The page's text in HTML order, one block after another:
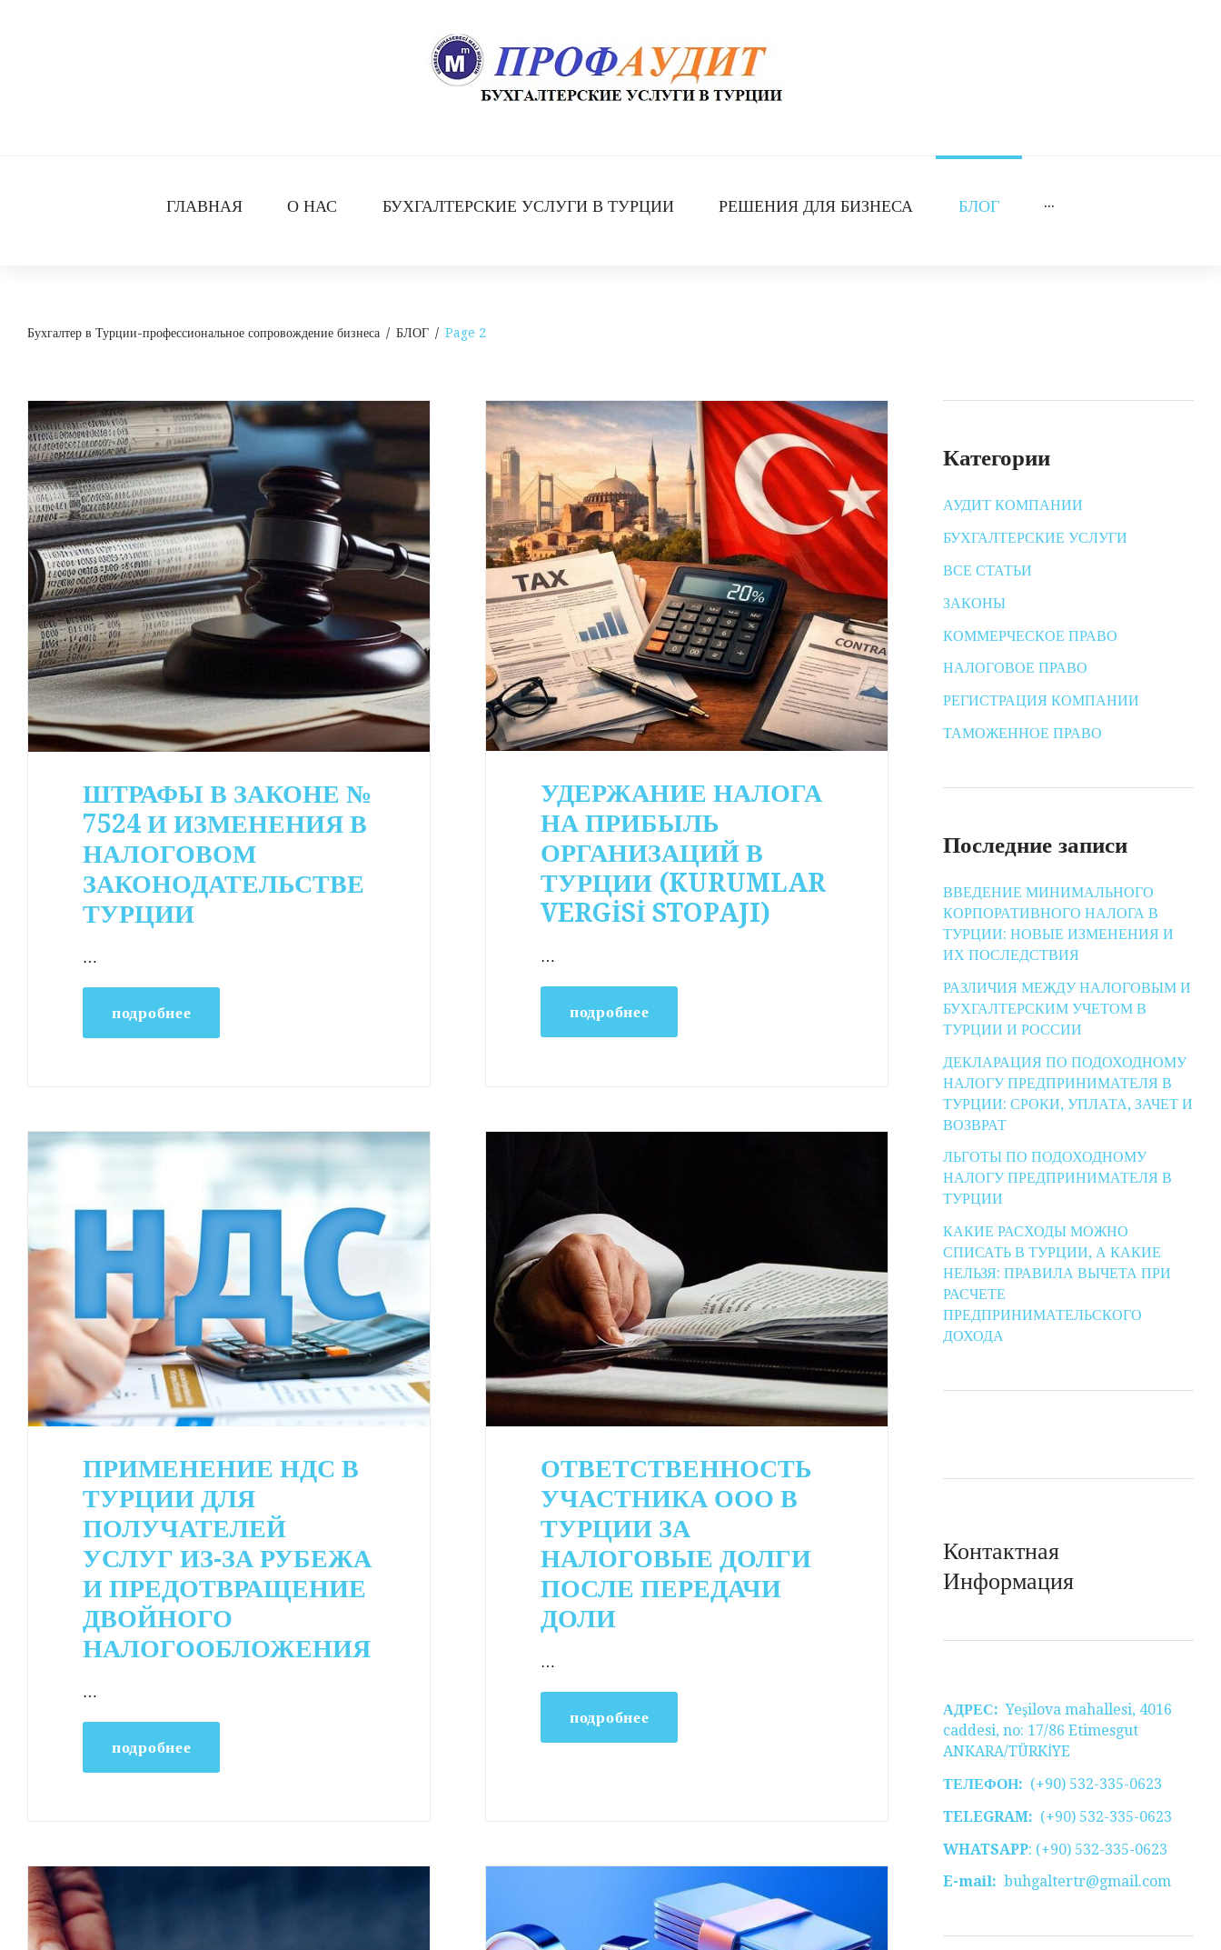
ГЛАВНАЯ О НАС БУХГАЛТЕРСКИЕ УСЛУГИ В ТУРЦИИ РЕШЕНИЯ ДЛЯ БИЗНЕСА БЛОГ ···
Бухгалтер в Турции-профессиональное сопровождение бизнеса / БЛОГ / Page 2
БЛОГ
ШТРАФЫ В ЗАКОНЕ №
7524 И ИЗМЕНЕНИЯ В
НАЛОГОВОМ
ЗАКОНОДАТЕЛЬСТВЕ
ТУРЦИИ
…
подробнее
УДЕРЖАНИЕ НАЛОГА
НА ПРИБЫЛЬ
ОРГАНИЗАЦИЙ В
ТУРЦИИ (KURUMLAR
VERGİSİ STOPAJI)
…
подробнее
ПРИМЕНЕНИЕ НДС В
ТУРЦИИ ДЛЯ
ПОЛУЧАТЕЛЕЙ
УСЛУГ ИЗ-ЗА РУБЕЖА
И ПРЕДОТВРАЩЕНИЕ
ДВОЙНОГО
НАЛОГООБЛОЖЕНИЯ
…
подробнее
ОТВЕТСТВЕННОСТЬ
УЧАСТНИКА ООО В
ТУРЦИИ ЗА
НАЛОГОВЫЕ ДОЛГИ
ПОСЛЕ ПЕРЕДАЧИ
ДОЛИ
…
подробнее
Категории
АУДИТ КОМПАНИИ
БУХГАЛТЕРСКИЕ УСЛУГИ
ВСЕ СТАТЬИ
ЗАКОНЫ
КОММЕРЧЕСКОЕ ПРАВО
НАЛОГОВОЕ ПРАВО
РЕГИСТРАЦИЯ КОМПАНИИ
ТАМОЖЕННОЕ ПРАВО
Последние записи
ВВЕДЕНИЕ МИНИМАЛЬНОГО
КОРПОРАТИВНОГО НАЛОГА В
ТУРЦИИ: НОВЫЕ ИЗМЕНЕНИЯ И
ИХ ПОСЛЕДСТВИЯ
РАЗЛИЧИЯ МЕЖДУ НАЛОГОВЫМ И
БУХГАЛТЕРСКИМ УЧЕТОМ В
ТУРЦИИ И РОССИИ
ДЕКЛАРАЦИЯ ПО ПОДОХОДНОМУ
НАЛОГУ ПРЕДПРИНИМАТЕЛЯ В
ТУРЦИИ: СРОКИ, УПЛАТА, ЗАЧЕТ И
ВОЗВРАТ
ЛЬГОТЫ ПО ПОДОХОДНОМУ
НАЛОГУ ПРЕДПРИНИМАТЕЛЯ В
ТУРЦИИ
КАКИЕ РАСХОДЫ МОЖНО
СПИСАТЬ В ТУРЦИИ, А КАКИЕ
НЕЛЬЗЯ: ПРАВИЛА ВЫЧЕТА ПРИ
РАСЧЕТЕ
ПРЕДПРИНИМАТЕЛЬСКОГО
ДОХОДА
Контактная
Информация
АДРЕС: Yeşilova mahallesi, 4016
caddesi, no: 17/86 Etimesgut
ANKARA/TÜRKİYE
ТЕЛЕФОН: (+90) 532-335-0623
TELEGRAM: (+90) 532-335-0623
WHATSAPP: (+90) 532-335-0623
E-mail: buhgaltertr@gmail.com